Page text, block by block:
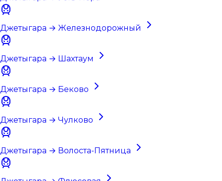
Джетыгара → Железнодорожный
Джетыгара → Шахтаум
Джетыгара → Беково
Джетыгара → Чулково
Джетыгара → Волоста-Пятница